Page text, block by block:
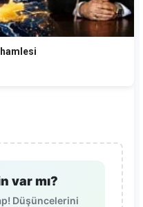
var mı?
Düşüncelerini